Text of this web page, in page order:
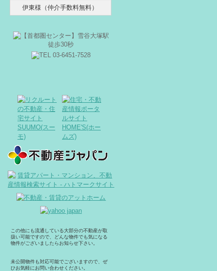
伊東様（仲介手数料無料）
この他にも流通している大部分の不動産が取
扱い可能ですので、どんな物件でも気になる
物件がございましたらお知らせ下さい。
未公開物件も対応可能でございますので、ぜ
ひお気軽にお問い合わせください。